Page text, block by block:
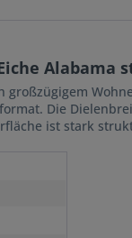
Alabama
Die
ist stark